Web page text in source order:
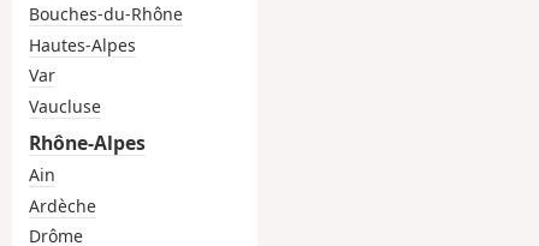
Bouches-du-Rhône
Hautes-Alpes
Var
Vaucluse
Rhône-Alpes
Ain
Ardèche
Drôme